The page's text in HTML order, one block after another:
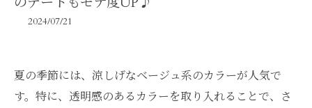
2024/07/21
夏の季節には、涼しげなベージュ系のカラーが人気で
す。特に、透明感のあるカラーを取り入れることで、さ